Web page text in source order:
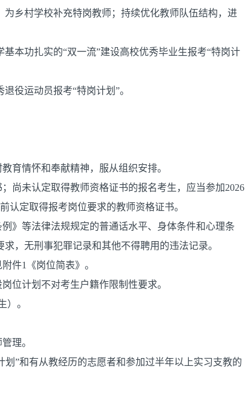
为乡村学校补充特岗教师；持续优化教师队伍结构，进
本功扎实的“双一流”建设高校优秀毕业生报考“特岗计
役运动员报考“特岗计划”。
育情怀和奉献精神，服从组织安排。
尚未认定取得教师资格证书的报名考生，应当参加2026
认定取得报考岗位要求的教师资格证书。
》等法律法规规定的普通话水平、身体条件和心理条
，无刑事犯罪记录和其他不得聘用的违法记录。
件1《岗位简表》。
位计划不对考生户籍作限制性要求。
）。
理。
划”和有从教经历的志愿者和参加过半年以上实习支教的